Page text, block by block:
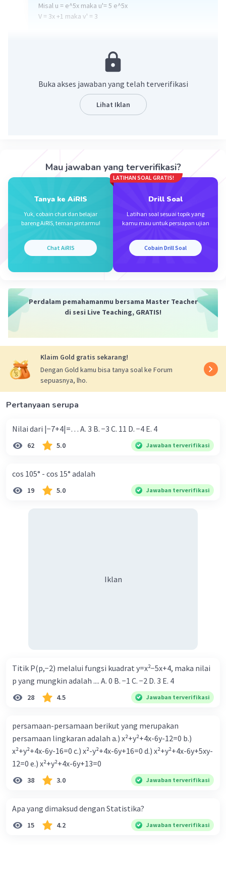
Misal u = e^5x maka u'= 5 e^5x
V = 3x +1 maka v' = 3
Lukman A Level 1
04 Oktober 2023 10:53
cara nya ada puh?
Buka akses jawaban yang telah terverifikasi
Lihat Iklan
Mau jawaban yang terverifikasi?
Tanya ke AiRIS
Yuk, cobain chat dan belajar
bareng AiRIS, teman pintarmu!
Chat AiRIS
LATIHAN SOAL GRATIS!
Drill Soal
Latihan soal sesuai topik yang
kamu mau untuk persiapan ujian
Cobain Drill Soal
Perdalam pemahamanmu bersama Master Teacher
di sesi Live Teaching, GRATIS!
Klaim Gold gratis sekarang!
Dengan Gold kamu bisa tanya soal ke Forum
sepuasnya, lho.
Pertanyaan serupa
Nilai dari |−7+4|=… A. 3 B. −3 C. 11 D. −4 E. 4
62 5.0 Jawaban terverifikasi
cos 105° - cos 15° adalah
19 5.0 Jawaban terverifikasi
Iklan
Titik P(p,−2) melalui fungsi kuadrat y=x²−5x+4, maka nilai
p yang mungkin adalah .... A. 0 B. −1 C. −2 D. 3 E. 4
28 4.5 Jawaban terverifikasi
persamaan-persamaan berikut yang merupakan
persamaan lingkaran adalah a.) x²+y²+4x-6y-12=0 b.)
x²+y²+4x-6y-16=0 c.) x²-y²+4x-6y+16=0 d.) x²+y²+4x-6y+5xy-
12=0 e.) x²+y²+4x-6y+13=0
38 3.0 Jawaban terverifikasi
Apa yang dimaksud dengan Statistika?
15 4.2 Jawaban terverifikasi